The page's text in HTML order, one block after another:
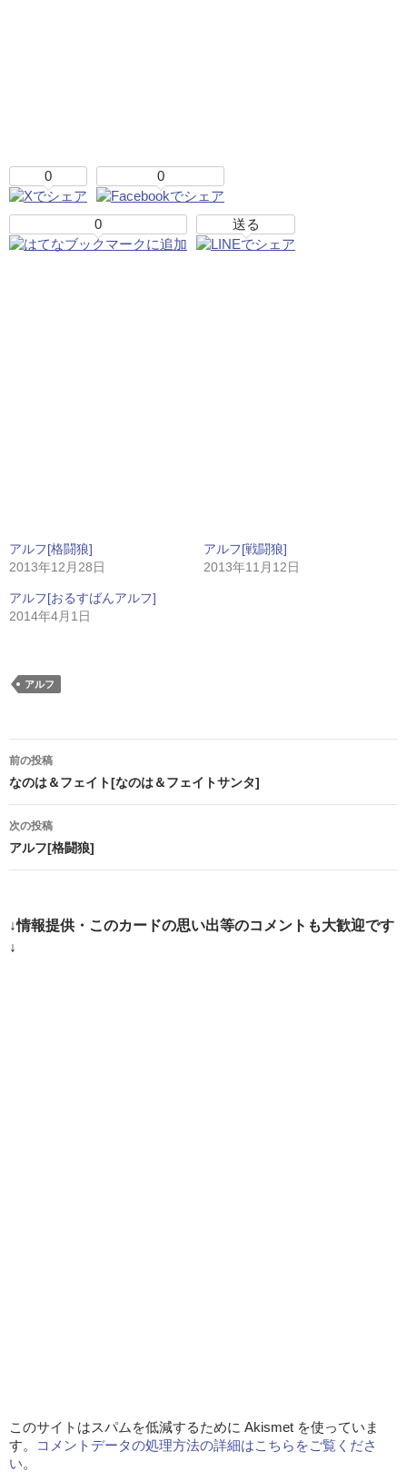
0 0
0 送る
アルフ[格闘狼]
2013年12月28日
アルフ[戦闘狼]
2013年11月12日
アルフ[おるすばんアルフ]
2014年4月1日
アルフ
投
稿
ナ
ビ
ー
シ
前の投稿
なのは＆フェイト[なのは＆フェイトサンタ]
次の投稿
アルフ[格闘狼]
↓情報提供・このカードの思い出等のコメントも大歓迎です
↓
このサイトはスパムを低減するために Akismet を使っていま
す。
コメントデータの処理方法の詳細はこちらをご覧くださ
い。